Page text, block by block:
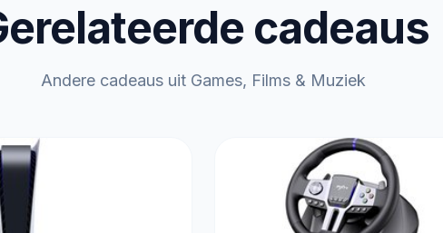
cadeaus
Andere cadeaus uit Games, Films & Muziek